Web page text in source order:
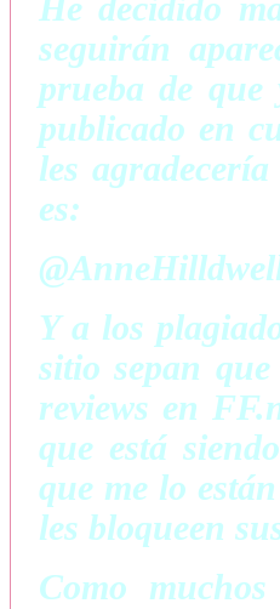
He decidido
seguirán
prueba de
publicado en
les
es:
Y a los
sitio sepan
reviews en
que está
que me lo
les bloqueen
Como